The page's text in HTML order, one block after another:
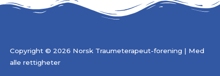
Copyright © 2026 Norsk Traumeterapeut-forening | Med
alle rettigheter